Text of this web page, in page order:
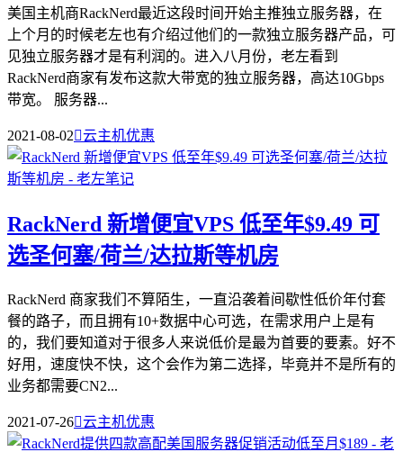
美国主机商RackNerd最近这段时间开始主推独立服务器，在
上个月的时候老左也有介绍过他们的一款独立服务器产品，可
见独立服务器才是有利润的。进入八月份，老左看到
RackNerd商家有发布这款大带宽的独立服务器，高达10Gbps
带宽。 服务器...
2021-08-02云主机优惠
RackNerd 新增便宜VPS 低至年$9.49 可
选圣何塞/荷兰/达拉斯等机房
RackNerd 商家我们不算陌生，一直沿袭着间歇性低价年付套
餐的路子，而且拥有10+数据中心可选，在需求用户上是有
的，我们要知道对于很多人来说低价是最为首要的要素。好不
好用，速度快不快，这个会作为第二选择，毕竟并不是所有的
业务都需要CN2...
2021-07-26云主机优惠